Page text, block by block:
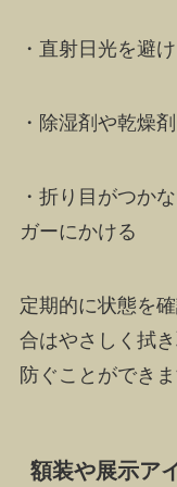
・直射日光を避
・除湿剤や乾燥
・折り目がつか
ガーにかける
定期的に状態を
合はやさしく拭
防ぐことができま
額装や展示ア